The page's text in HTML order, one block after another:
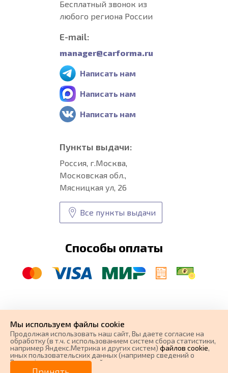
0 ₽
Бесплатный звонок из
любого региона России
E-mail:
manager@carforma.ru
Написать нам
Написать нам
Написать нам
Пункты выдачи:
Россия, г.Москва,
Московская обл.,
Мясницкая ул, 26
Все пункты выдачи
Способы оплаты
автоковрики
разработка и
поисковое продвижение сайта
Мы используем файлы cookie
Продолжая использовать наш cайт, Вы даете согласие на
обработку (в т.ч. с использованием систем сбора статистики,
например Яндекс.Метрика и других систем) файлов cookie,
иных пользовательских данных (например сведений о
Вашем ip-адресе, сведений о местоположении, типе
устройства, времени посещения страницы, сведений о